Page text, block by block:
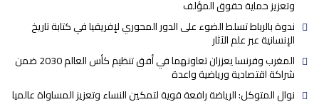
وتعزيز حماية حقوق المؤلف
ندوة بالرباط تسلط الضوء على الدور المحوري لإفريقيا في كتابة تاريخ
الإنسانية عبر علم الآثار
المغرب وفرنسا يعززان تعاونهما في أفق تنظيم كأس العالم 2030 ضمن
شراكة اقتصادية ورياضية واعدة
نوال المتوكل: الرياضة رافعة قوية لتمكين النساء وتعزيز المساواة عالميا